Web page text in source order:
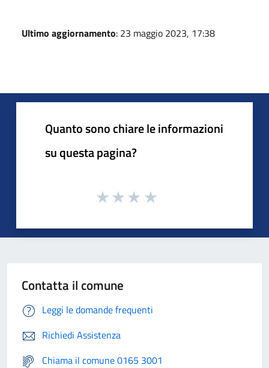
Ultimo aggiornamento: 23 maggio 2023, 17:38
Quanto sono chiare le informazioni
su questa pagina?
Contatta il comune
Leggi le domande frequenti
Richiedi Assistenza
Chiama il comune 0165 3001